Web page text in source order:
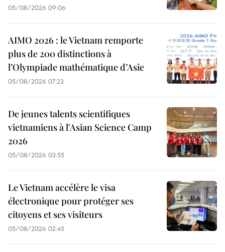
05/08/2026 09:06
AIMO 2026 : le Vietnam remporte
plus de 200 distinctions à
l’Olympiade mathématique d’Asie
05/08/2026 07:23
De jeunes talents scientifiques
vietnamiens à l'Asian Science Camp
2026
05/08/2026 03:55
Le Vietnam accélère le visa
électronique pour protéger ses
citoyens et ses visiteurs
05/08/2026 02:45